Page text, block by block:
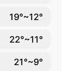
19°~12°
22°~11°
21°~9°